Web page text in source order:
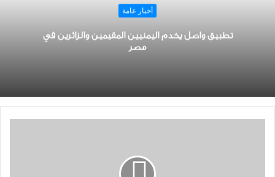
أخبار عامة
تطبيق واصل يخدم اليمنيين المقيمين والزائرين في
مصر